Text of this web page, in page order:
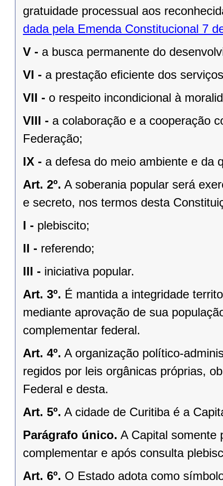
gratuidade processual aos
dada pela Emenda Constitucional 7
V - a busca permanente do
VI - a prestação eﬁciente dos
VII - o respeito incondicional à
VIII - a colaboração e a cooperação
Federação;
IX - a defesa do meio ambiente e da
Art. 2º. A soberania popular será
e secreto, nos termos desta
I - plebiscito;
II - referendo;
III - iniciativa popular.
Art. 3º. É mantida a integridade
mediante aprovação de sua
complementar federal.
Art. 4º. A organização político-
regidos por leis orgânicas próprias,
Federal e desta.
Art. 5º. A cidade de Curitiba é a
Parágrafo único. A Capital somente
complementar e após consulta
Art. 6º. O Estado adota como